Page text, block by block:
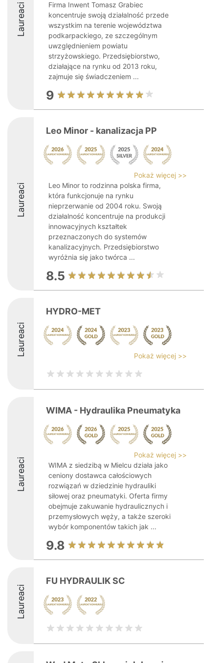
Laureaci
Firma Inwent Tomasz Grabiec
koncentruje swoją działalność przede
wszystkim na terenie województwa
podkarpackiego, ze szczególnym
uwzględnieniem powiatu
strzyżowskiego. Przedsiębiorstwo,
działające na rynku od 2013 roku,
zajmuje się świadczeniem ...
9
Laureaci
Leo Minor - kanalizacja PP
Pokaż więcej >>
Leo Minor to rodzinna polska firma,
która funkcjonuje na rynku
nieprzerwanie od 2004 roku. Swoją
działalność koncentruje na produkcji
innowacyjnych kształtek
przeznaczonych do systemów
kanalizacyjnych. Przedsiębiorstwo
wyróżnia się jako twórca ...
8.5
Laureaci
HYDRO-MET
Pokaż więcej >>
Laureaci
WIMA - Hydraulika Pneumatyka
Pokaż więcej >>
WIMA z siedzibą w Mielcu działa jako
ceniony dostawca całościowych
rozwiązań w dziedzinie hydrauliki
siłowej oraz pneumatyki. Oferta firmy
obejmuje zakuwanie hydraulicznych i
przemysłowych węży, a także szeroki
wybór komponentów takich jak ...
9.8
Laureaci
FU HYDRAULIK SC